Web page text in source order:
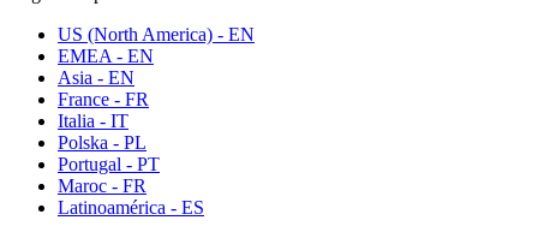
US (North America) - EN
EMEA - EN
Asia - EN
France - FR
Italia - IT
Polska - PL
Portugal - PT
Maroc - FR
Latinoamérica - ES